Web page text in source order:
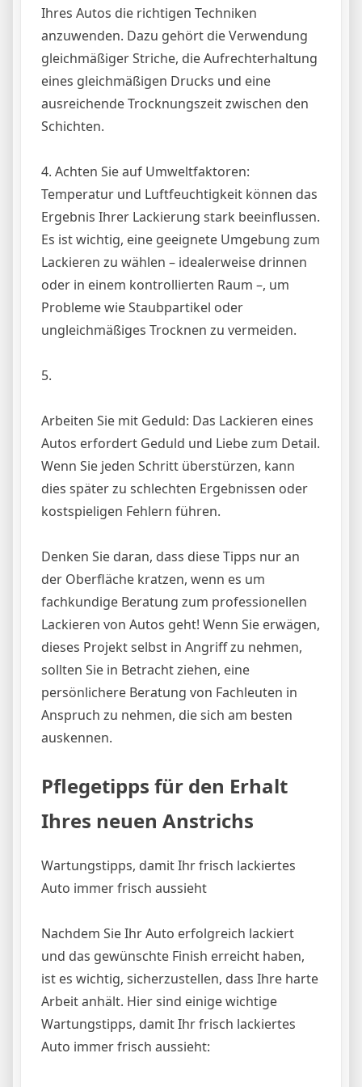
Ihres Autos die richtigen Techniken
anzuwenden. Dazu gehört die Verwendung
gleichmäßiger Striche, die Aufrechterhaltung
eines gleichmäßigen Drucks und eine
ausreichende Trocknungszeit zwischen den
Schichten.
4. Achten Sie auf Umweltfaktoren:
Temperatur und Luftfeuchtigkeit können das
Ergebnis Ihrer Lackierung stark beeinflussen.
Es ist wichtig, eine geeignete Umgebung zum
Lackieren zu wählen – idealerweise drinnen
oder in einem kontrollierten Raum –, um
Probleme wie Staubpartikel oder
ungleichmäßiges Trocknen zu vermeiden.
5.
Arbeiten Sie mit Geduld: Das Lackieren eines
Autos erfordert Geduld und Liebe zum Detail.
Wenn Sie jeden Schritt überstürzen, kann
dies später zu schlechten Ergebnissen oder
kostspieligen Fehlern führen.
Denken Sie daran, dass diese Tipps nur an
der Oberfläche kratzen, wenn es um
fachkundige Beratung zum professionellen
Lackieren von Autos geht! Wenn Sie erwägen,
dieses Projekt selbst in Angriff zu nehmen,
sollten Sie in Betracht ziehen, eine
persönlichere Beratung von Fachleuten in
Anspruch zu nehmen, die sich am besten
auskennen.
Pflegetipps für den Erhalt
Ihres neuen Anstrichs
Wartungstipps, damit Ihr frisch lackiertes
Auto immer frisch aussieht
Nachdem Sie Ihr Auto erfolgreich lackiert
und das gewünschte Finish erreicht haben,
ist es wichtig, sicherzustellen, dass Ihre harte
Arbeit anhält. Hier sind einige wichtige
Wartungstipps, damit Ihr frisch lackiertes
Auto immer frisch aussieht: